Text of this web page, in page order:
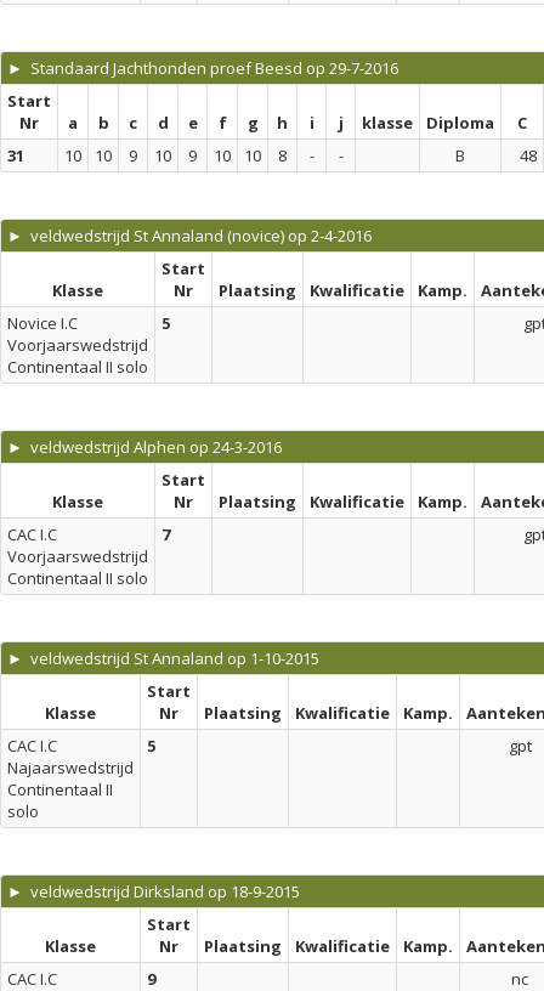
► Standaard Jachthonden proef Beesd op 29-7-2016
Start
Nr
a b c d e f g h i j klasse Diploma
C
31
10 10 9 10 9 10 10 8 - - B 48
► veldwedstrijd St Annaland (novice) op 2-4-2016
Klasse
Start
Nr
Plaatsing Kwalificatie Kamp.
Novice I.C
Voorjaarswedstrijd
Continentaal II solo
5
► veldwedstrijd Alphen op 24-3-2016
Klasse
Start
Nr
Plaatsing Kwalificatie Kamp.
CAC I.C
Voorjaarswedstrijd
Continentaal II solo
7
► veldwedstrijd St Annaland op 1-10-2015
Klasse
Start
Nr
Plaatsing Kwalificatie Kamp.
CAC I.C
Najaarswedstrijd
Continentaal II
solo
5 gpt
► veldwedstrijd Dirksland op 18-9-2015
Klasse
Start
Nr
Plaatsing Kwalificatie Kamp.
CAC I.C
9 nc